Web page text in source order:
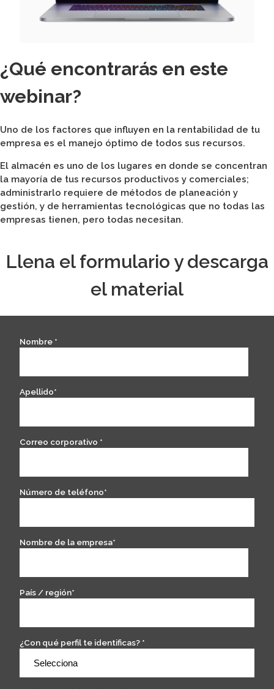
¿Qué encontrarás en este
webinar?
Uno de los factores que influyen en la rentabilidad de tu
empresa es el manejo óptimo de todos sus recursos.
El almacén es uno de los lugares en donde se concentran
la mayoría de tus recursos productivos y comerciales;
administrarlo requiere de métodos de planeación y
gestión, y de herramientas tecnológicas que no todas las
empresas tienen, pero todas necesitan.
Llena el formulario y descarga
el material
Nombre *
Apellido*
Correo corporativo *
Número de teléfono*
Nombre de la empresa*
País / región*
¿Con qué perfil te identificas? *